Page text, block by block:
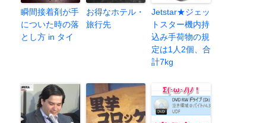
瞬間接着剤が手
についた時の落
とし方 in タイ
お得なホテル・
旅行先
Jetstar★ジェッ
トスター機内持
込み手荷物の規
定は1人2個、合
計7kg